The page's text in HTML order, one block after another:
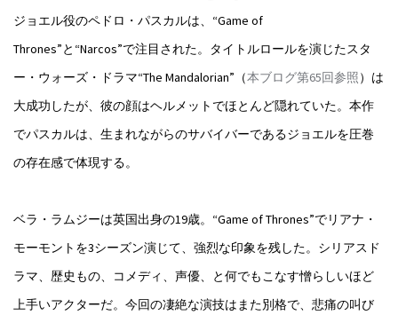
ジョエル役のペドロ・パスカルは、“Game of
Thrones”と“Narcos”で注目された。タイトルロールを演じたスタ
ー・ウォーズ・ドラマ“The Mandalorian”（本ブログ第65回参照）は
大成功したが、彼の顔はヘルメットでほとんど隠れていた。本作
でパスカルは、生まれながらのサバイバーであるジョエルを圧巻
の存在感で体現する。
ベラ・ラムジーは英国出身の19歳。“Game of Thrones”でリアナ・
モーモントを3シーズン演じて、強烈な印象を残した。シリアスド
ラマ、歴史もの、コメディ、声優、と何でもこなす憎らしいほど
上手いアクターだ。今回の凄絶な演技はまた別格で、悲痛の叫び